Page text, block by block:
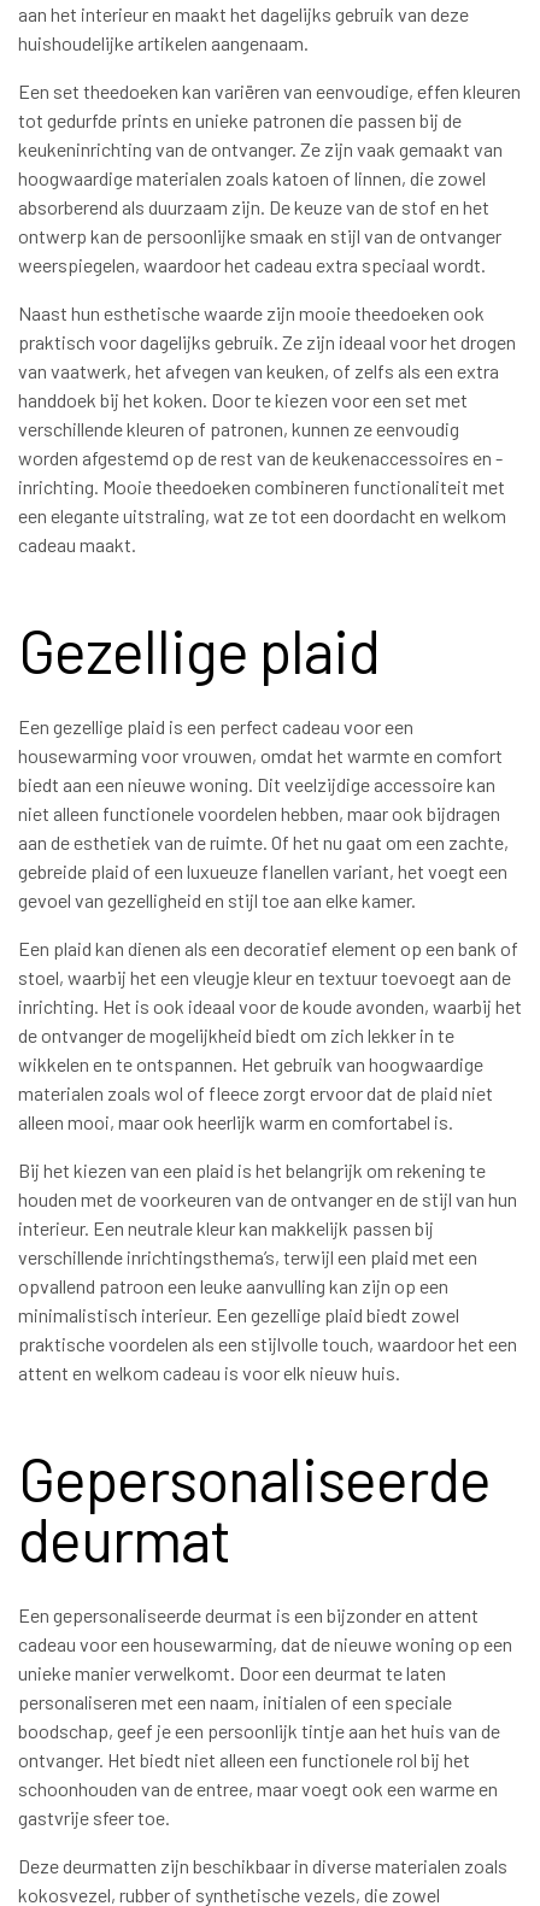
aan het interieur en maakt het dagelijks gebruik van deze
huishoudelijke artikelen aangenaam.
Een set theedoeken kan variëren van eenvoudige, effen kleuren
tot gedurfde prints en unieke patronen die passen bij de
keukeninrichting van de ontvanger. Ze zijn vaak gemaakt van
hoogwaardige materialen zoals katoen of linnen, die zowel
absorberend als duurzaam zijn. De keuze van de stof en het
ontwerp kan de persoonlijke smaak en stijl van de ontvanger
weerspiegelen, waardoor het cadeau extra speciaal wordt.
Naast hun esthetische waarde zijn mooie theedoeken ook
praktisch voor dagelijks gebruik. Ze zijn ideaal voor het drogen
van vaatwerk, het afvegen van keuken, of zelfs als een extra
handdoek bij het koken. Door te kiezen voor een set met
verschillende kleuren of patronen, kunnen ze eenvoudig
worden afgestemd op de rest van de keukenaccessoires en -
inrichting. Mooie theedoeken combineren functionaliteit met
een elegante uitstraling, wat ze tot een doordacht en welkom
cadeau maakt.
Gezellige plaid
Een gezellige plaid is een perfect cadeau voor een
housewarming voor vrouwen, omdat het warmte en comfort
biedt aan een nieuwe woning. Dit veelzijdige accessoire kan
niet alleen functionele voordelen hebben, maar ook bijdragen
aan de esthetiek van de ruimte. Of het nu gaat om een zachte,
gebreide plaid of een luxueuze flanellen variant, het voegt een
gevoel van gezelligheid en stijl toe aan elke kamer.
Een plaid kan dienen als een decoratief element op een bank of
stoel, waarbij het een vleugje kleur en textuur toevoegt aan de
inrichting. Het is ook ideaal voor de koude avonden, waarbij het
de ontvanger de mogelijkheid biedt om zich lekker in te
wikkelen en te ontspannen. Het gebruik van hoogwaardige
materialen zoals wol of fleece zorgt ervoor dat de plaid niet
alleen mooi, maar ook heerlijk warm en comfortabel is.
Bij het kiezen van een plaid is het belangrijk om rekening te
houden met de voorkeuren van de ontvanger en de stijl van hun
interieur. Een neutrale kleur kan makkelijk passen bij
verschillende inrichtingsthema’s, terwijl een plaid met een
opvallend patroon een leuke aanvulling kan zijn op een
minimalistisch interieur. Een gezellige plaid biedt zowel
praktische voordelen als een stijlvolle touch, waardoor het een
attent en welkom cadeau is voor elk nieuw huis.
Gepersonaliseerde
deurmat
Een gepersonaliseerde deurmat is een bijzonder en attent
cadeau voor een housewarming, dat de nieuwe woning op een
unieke manier verwelkomt. Door een deurmat te laten
personaliseren met een naam, initialen of een speciale
boodschap, geef je een persoonlijk tintje aan het huis van de
ontvanger. Het biedt niet alleen een functionele rol bij het
schoonhouden van de entree, maar voegt ook een warme en
gastvrije sfeer toe.
Deze deurmatten zijn beschikbaar in diverse materialen zoals
kokosvezel, rubber of synthetische vezels, die zowel